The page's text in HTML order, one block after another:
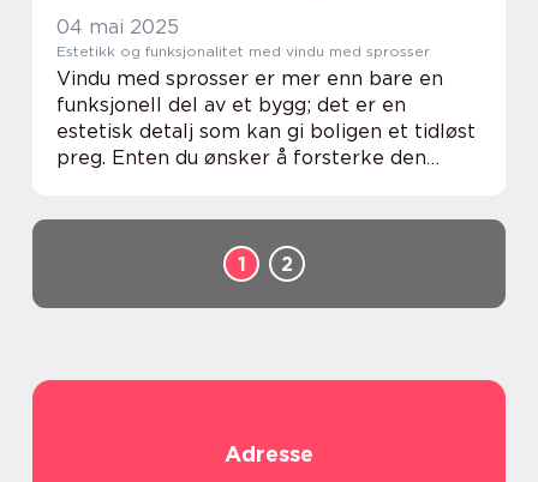
04 mai 2025
Estetikk og funksjonalitet med vindu med sprosser
Vindu med sprosser er mer enn bare en
funksjonell del av et bygg; det er en
estetisk detalj som kan gi boligen et tidløst
preg. Enten du ønsker å forsterke den
1 2
Adresse